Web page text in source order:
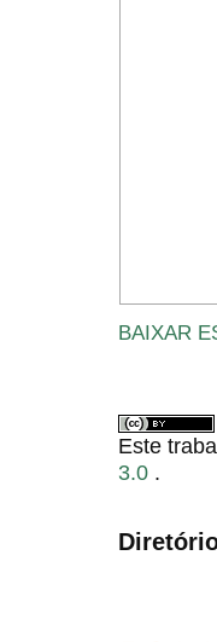
BAIXAR
Este
3.0 .